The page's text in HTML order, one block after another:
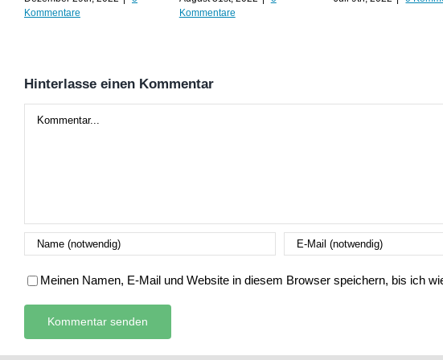
Kommentare
Kommentare
Hinterlasse einen Kommentar
Meinen Namen, E-Mail und Website in diesem Browser speichern, bis ich